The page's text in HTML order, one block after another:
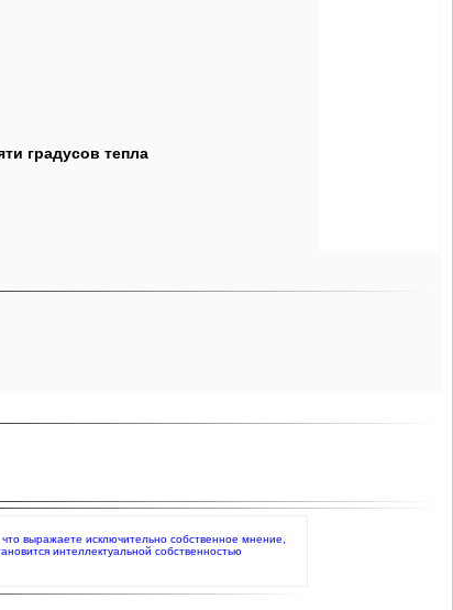
градусов тепла
выражаете исключительно собственное мнение,
интеллектуальной собственностью